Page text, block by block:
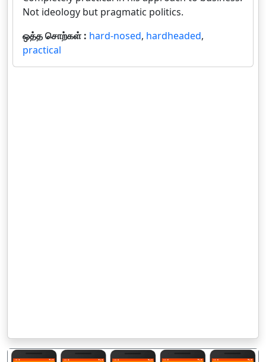
Not ideology but pragmatic politics.
ஒத்த சொற்கள் : hard-nosed, hardheaded,
practical